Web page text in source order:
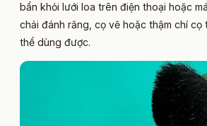
bẩn khỏi lưới loa trên điện thoại hoặc
chải đánh răng, cọ vẽ hoặc thậm chí cọ
thể dùng được.